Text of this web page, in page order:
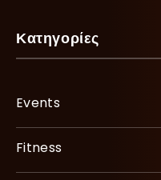
Κατηγορίες
Events
Fitness